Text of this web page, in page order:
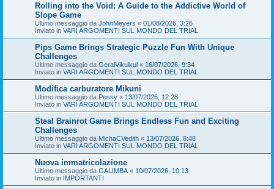
Rolling into the Void: A Guide to the Addictive World of
Slope Game
Ultimo messaggio da JohnMeyers « 01/08/2026, 3:26
Inviato in VARI ARGOMENTI SUL MONDO DEL TRIAL
Pips Game Brings Strategic Puzzle Fun With Unique
Challenges
Ultimo messaggio da GeralVikuikul « 16/07/2026, 9:34
Inviato in VARI ARGOMENTI SUL MONDO DEL TRIAL
Modifica carburatore Mikuni
Ultimo messaggio da Pessy « 13/07/2026, 12:28
Inviato in VARI ARGOMENTI SUL MONDO DEL TRIAL
Steal Brainrot Game Brings Endless Fun and Exciting
Challenges
Ultimo messaggio da MichaCVedith « 13/07/2026, 8:48
Inviato in VARI ARGOMENTI SUL MONDO DEL TRIAL
Nuova immatricolazione
Ultimo messaggio da GALIMBA « 10/07/2026, 10:13
Inviato in IMPORTANTI